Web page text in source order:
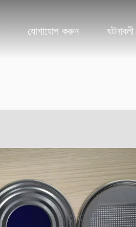
যোগাযোগ করুন ঘটনাবলী